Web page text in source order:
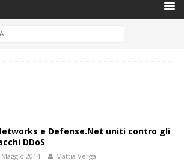
e Defense.Net uniti contro gli
DDoS
Maggio 2014 Mattia Verga